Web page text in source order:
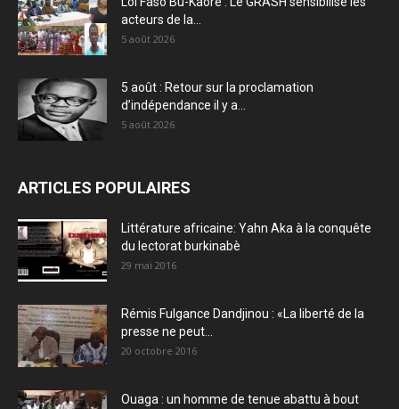
acteurs de la...
5 août 2026
5 août : Retour sur la proclamation
d’indépendance il y a...
5 août 2026
ARTICLES POPULAIRES
Littérature africaine: Yahn Aka à la conquête
du lectorat burkinabè
29 mai 2016
Rémis Fulgance Dandjinou : «La liberté de la
presse ne peut...
20 octobre 2016
Ouaga : un homme de tenue abattu à bout